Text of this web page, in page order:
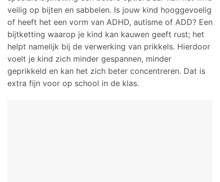
veilig op bijten en sabbelen. Is jouw kind hooggevoelig
of heeft het een vorm van ADHD, autisme of ADD? Een
bijtketting waarop je kind kan kauwen geeft rust; het
helpt namelijk bij de verwerking van prikkels. Hierdoor
voelt je kind zich minder gespannen, minder
geprikkeld en kan het zich beter concentreren. Dat is
extra fijn voor op school in de klas.